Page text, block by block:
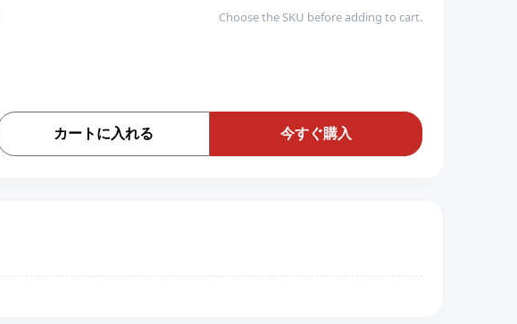
Choose the SKU before adding to cart.
カートに入れる 今すぐ購入